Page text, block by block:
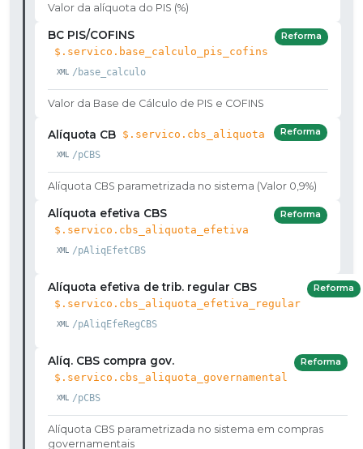
Valor da alíquota do PIS (%)
BC PIS/COFINS
$.servico.base_calculo_pis_cofins
/base_calculo
Reforma
Valor da Base de Cálculo de PIS e COFINS
Alíquota CB $.servico.cbs_aliquota
/pCBS
Reforma
Alíquota CBS parametrizada no sistema (Valor 0,9%)
Alíquota efetiva CBS
$.servico.cbs_aliquota_efetiva
/pAliqEfetCBS
Reforma
Alíquota efetiva de trib. regular CBS
$.servico.cbs_aliquota_efetiva_regular
/pAliqEfeRegCBS
Reforma
Alíq. CBS compra gov.
$.servico.cbs_aliquota_governamental
/pCBS
Reforma
Alíquota CBS parametrizada no sistema em compras
governamentais